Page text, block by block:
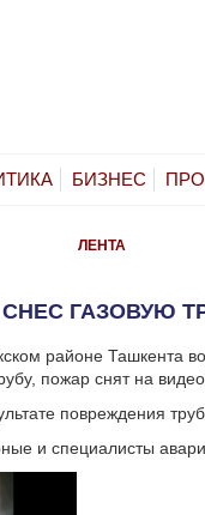
БИЗНЕС
ЛЕНТА
ГАЗОВУЮ
районе Ташкента
пожар снят на видео.
повреждения
и специалисты